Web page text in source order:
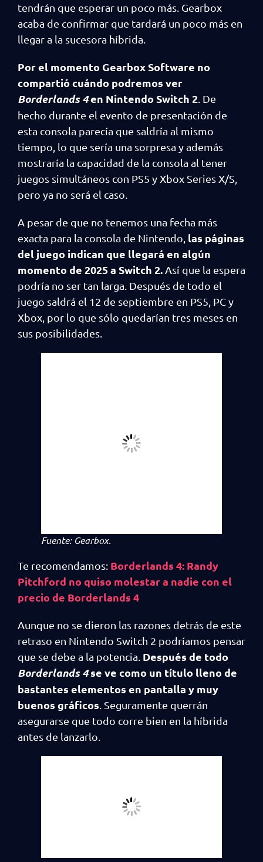
tendrán que esperar un poco más. Gearbox
acaba de confirmar que tardará un poco más en
llegar a la sucesora híbrida.
Por el momento Gearbox Software no
compartió cuándo podremos ver
Borderlands 4en Nintendo Switch 2 . De
hecho durante el evento de presentación de
esta consola parecía que saldría al mismo
tiempo, lo que sería una sorpresa y además
mostraría la capacidad de la consola al tener
juegos simultáneos con PS5 y Xbox Series X/S,
pero ya no será el caso.
A pesar de que no tenemos una fecha más
exacta para la consola de Nintendo, las páginas
del juego indican que llegará en algún
momento de 2025 a Switch 2. Así que la espera
podría no ser tan larga. Después de todo el
juego saldrá el 12 de septiembre en PS5, PC y
Xbox, por lo que sólo quedarían tres meses en
sus posibilidades.
Fuente: Gearbox.
Te recomendamos: Borderlands 4: Randy
Pitchford no quiso molestar a nadie con el
precio de Borderlands 4
Aunque no se dieron las razones detrás de este
retraso en Nintendo Switch 2 podríamos pensar
que se debe a la potencia. Después de todo
Borderlands 4se ve como un título lleno de
bastantes elementos en pantalla y muy
buenos gráficos . Seguramente querrán
asegurarse que todo corre bien en la híbrida
antes de lanzarlo.